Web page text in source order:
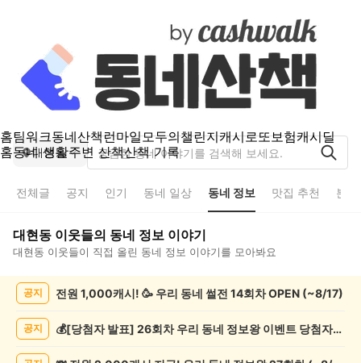
홈팀워크동네산책런마일모두의챌린지캐시로또보험캐시딜
홈동네 생활주변 산책산책 기록
대현동
전체글 공지 인기 동네 일상 동네 정보 맛집 추천 분
대현동 이웃들의 동네 정보 이야기
대현동 이웃들이 직접 올린 동네 정보 이야기를 모아봐요
공지 전원 1,000캐시! 🥳 우리 동네 썰전 14회차 OPEN (~8/17)
공지 💰[당첨자 발표] 26회차 우리 동네 정보왕 이벤트 당첨자를 발표합니다!